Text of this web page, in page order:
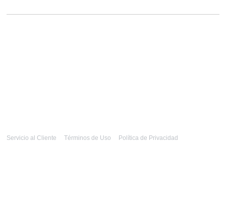
Servicio al Cliente Términos de Uso Política de Privacidad